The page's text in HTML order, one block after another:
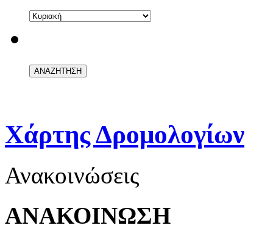
Χάρτης Δρομολογίων
Ανακοινώσεις
ΑΝΑΚΟΙΝΩΣΗ